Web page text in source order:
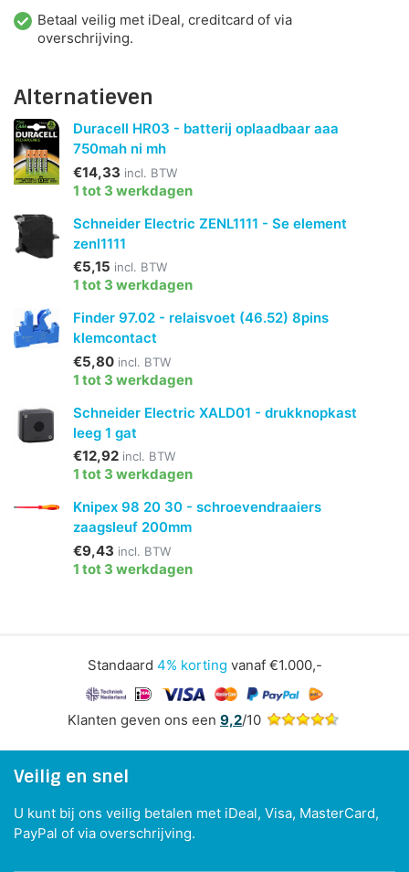
Betaal veilig met iDeal, creditcard of via
overschrijving.
Alternatieven
Duracell HR03 - batterij oplaadbaar aaa
750mah ni mh
€14,33 incl. BTW
1 tot 3 werkdagen
Schneider Electric ZENL1111 - Se element
zenl1111
€5,15 incl. BTW
1 tot 3 werkdagen
Finder 97.02 - relaisvoet (46.52) 8pins
klemcontact
€5,80 incl. BTW
1 tot 3 werkdagen
Schneider Electric XALD01 - drukknopkast
leeg 1 gat
€12,92 incl. BTW
1 tot 3 werkdagen
Knipex 98 20 30 - schroevendraaiers
zaagsleuf 200mm
€9,43 incl. BTW
1 tot 3 werkdagen
Standaard 4% korting vanaf €1.000,-
Klanten geven ons een 9,2/10
Veilig en snel
U kunt bij ons veilig betalen met iDeal, Visa, MasterCard,
PayPal of via overschrijving.